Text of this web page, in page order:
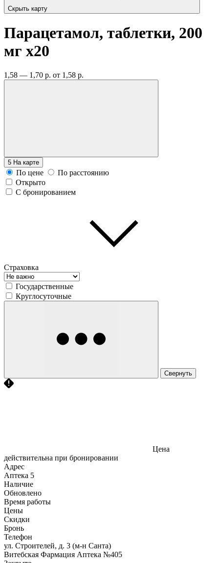
Скрыть карту
Парацетамол, таблетки, 200
мг x20
1,58 — 1,70 р. от 1,58 р.
5 На карте
По цене
По расстоянию
Открыто
С бронированием
Страховка
Государственные
Круглосуточные
Свернуть
Цена
действительна при бронировании
Адрес
Аптека 5
Наличие
Обновлено
Время работы
Цены
Скидки
Бронь
Телефон
ул. Строителей, д. 3 (м-н Санта)
Витебская Фармация Аптека №405